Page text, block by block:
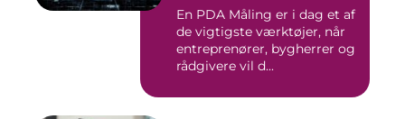
En PDA Måling er i dag et af
de vigtigste værktøjer, når
entreprenører, bygherrer og
rådgivere vil d...